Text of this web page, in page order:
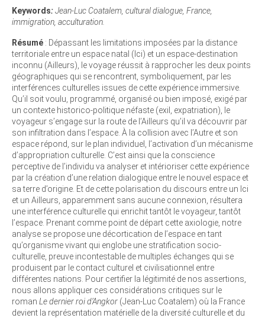
Keywords:Jean-Luc Coatalem, cultural dialogue, France,
immigration, acculturation.
Résumé : Dépassant les limitations imposées par la distance
territoriale entre un espace natal (Ici) et un espace-destination
inconnu (Ailleurs), le voyage réussit à rapprocher les deux points
géographiques qui se rencontrent, symboliquement, par les
interférences culturelles issues de cette expérience immersive.
Qu’il soit voulu, programmé, organisé ou bien imposé, exigé par
un contexte historico-politique néfaste (exil, expatriation), le
voyageur s’engage sur la route de l’Ailleurs qu’il va découvrir par
son infiltration dans l’espace. À la collision avec l’Autre et son
espace répond, sur le plan individuel, l’activation d’un mécanisme
d’appropriation culturelle. C’est ainsi que la conscience
perceptive de l’individu va analyser et intérioriser cette expérience
par la création d’une relation dialogique entre le nouvel espace et
sa terre d’origine. Et de cette polarisation du discours entre un Ici
et un Ailleurs, apparemment sans aucune connexion, résultera
une interférence culturelle qui enrichit tantôt le voyageur, tantôt
l’espace. Prenant comme point de départ cette axiologie, notre
analyse se propose une décortication de l’espace en tant
qu’organisme vivant qui englobe une stratification socio-
culturelle, preuve incontestable de multiples échanges qui se
produisent par le contact culturel et civilisationnel entre
différentes nations. Pour certifier la légitimité de nos assertions,
nous allons appliquer ces considérations critiques sur le
roman Le dernier roi d’Angkor (Jean-Luc Coatalem) où la France
devient la représentation matérielle de la diversité culturelle et du